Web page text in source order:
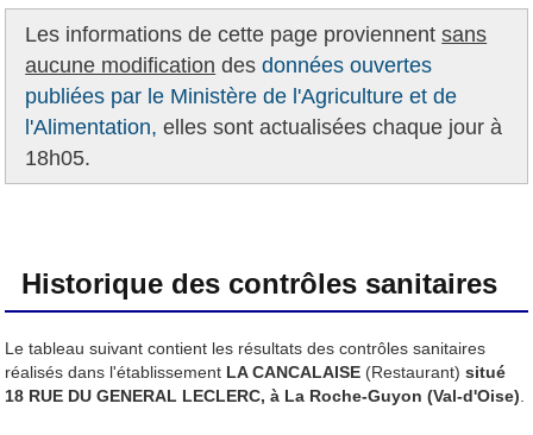
Les informations de cette page proviennentsans
aucune modification desdonnées ouvertes
publiées par le Ministère de l'Agriculture et de
l'Alimentation, elles sont actualisées chaque jour à
18h05.
Historique des contrôles sanitaires
Le tableau suivant contient les résultats des contrôles sanitaires
réalisés dans l'établissement LA CANCALAISE (Restaurant) situé
18 RUE DU GENERAL LECLERC, à La Roche-Guyon (Val-d'Oise)